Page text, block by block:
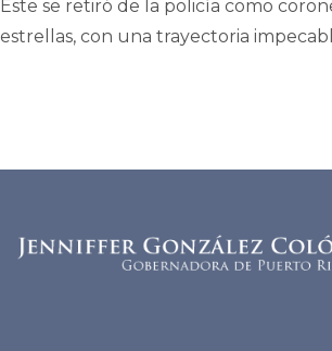
Éste se retiró de la policía como
estrellas, con una trayectoria